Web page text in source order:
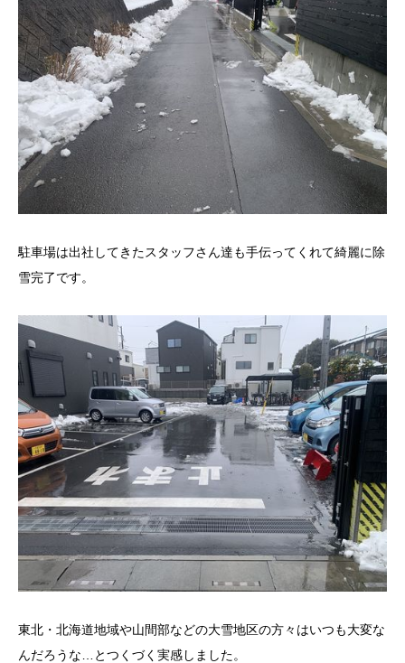
駐車場は出社してきたスタッフさん達も手伝ってくれて綺麗に除
雪完了です。
東北・北海道地域や山間部などの大雪地区の方々はいつも大変な
んだろうな…とつくづく実感しました。